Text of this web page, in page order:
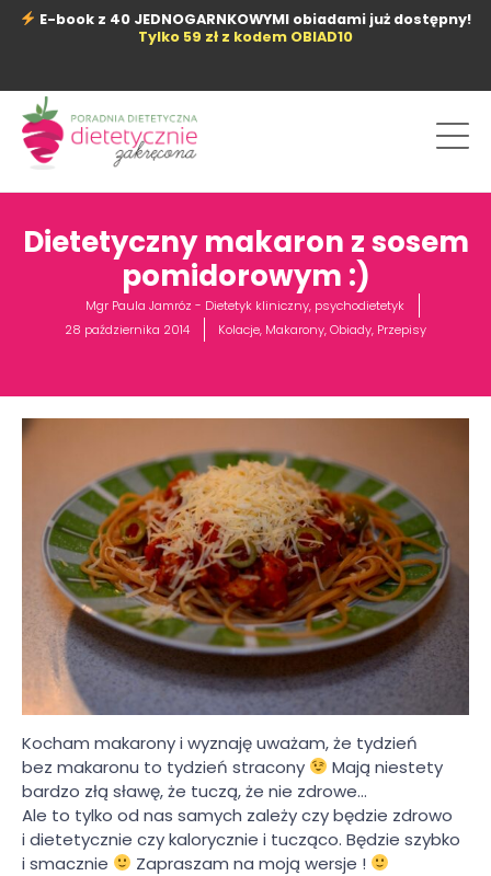
PrzejdźE-book z 40 JEDNOGARNKOWYMI obiadami już dostępny!
Tylko 59 zł z kodem OBIAD10
Dietetyczny makaron z sosem
pomidorowym :)
Mgr Paula Jamróz - Dietetyk kliniczny, psychodietetyk
28 października 2014
Kolacje, Makarony,Obiady, Przepisy
Kocham makarony i wyznaję uważam, że tydzień
bez makaronu to tydzień stracony
Mają niestety
bardzo złą sławę, że tuczą, że nie zdrowe…
Ale to tylko od nas samych zależy czy będzie zdrowo
i dietetycznie czy kalorycznie i tucząco. Będzie szybko
i smacznie
Zapraszam na moją wersje !